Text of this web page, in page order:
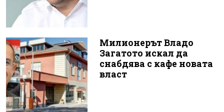
Милионерът Владо
Загатото искал да
снабдява с кафе новата
власт